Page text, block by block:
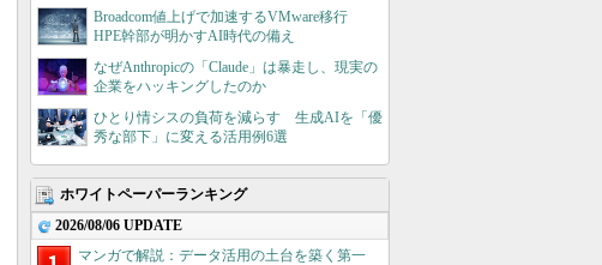
Broadcom値上げで加速するVMware移行
HPE幹部が明かすAI時代の備え
なぜAnthropicの「Claude」は暴走し、現実の
企業をハッキングしたのか
ひとり情シスの負荷を減らす 生成AIを「優
秀な部下」に変える活用例6選
ホワイトペーパーランキング
2026/08/06 UPDATE
マンガで解説：データ活用の土台を築く第一